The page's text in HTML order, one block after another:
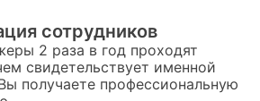
сотрудников
2 раза в год проходят
свидетельствует именной
получаете профессиональную